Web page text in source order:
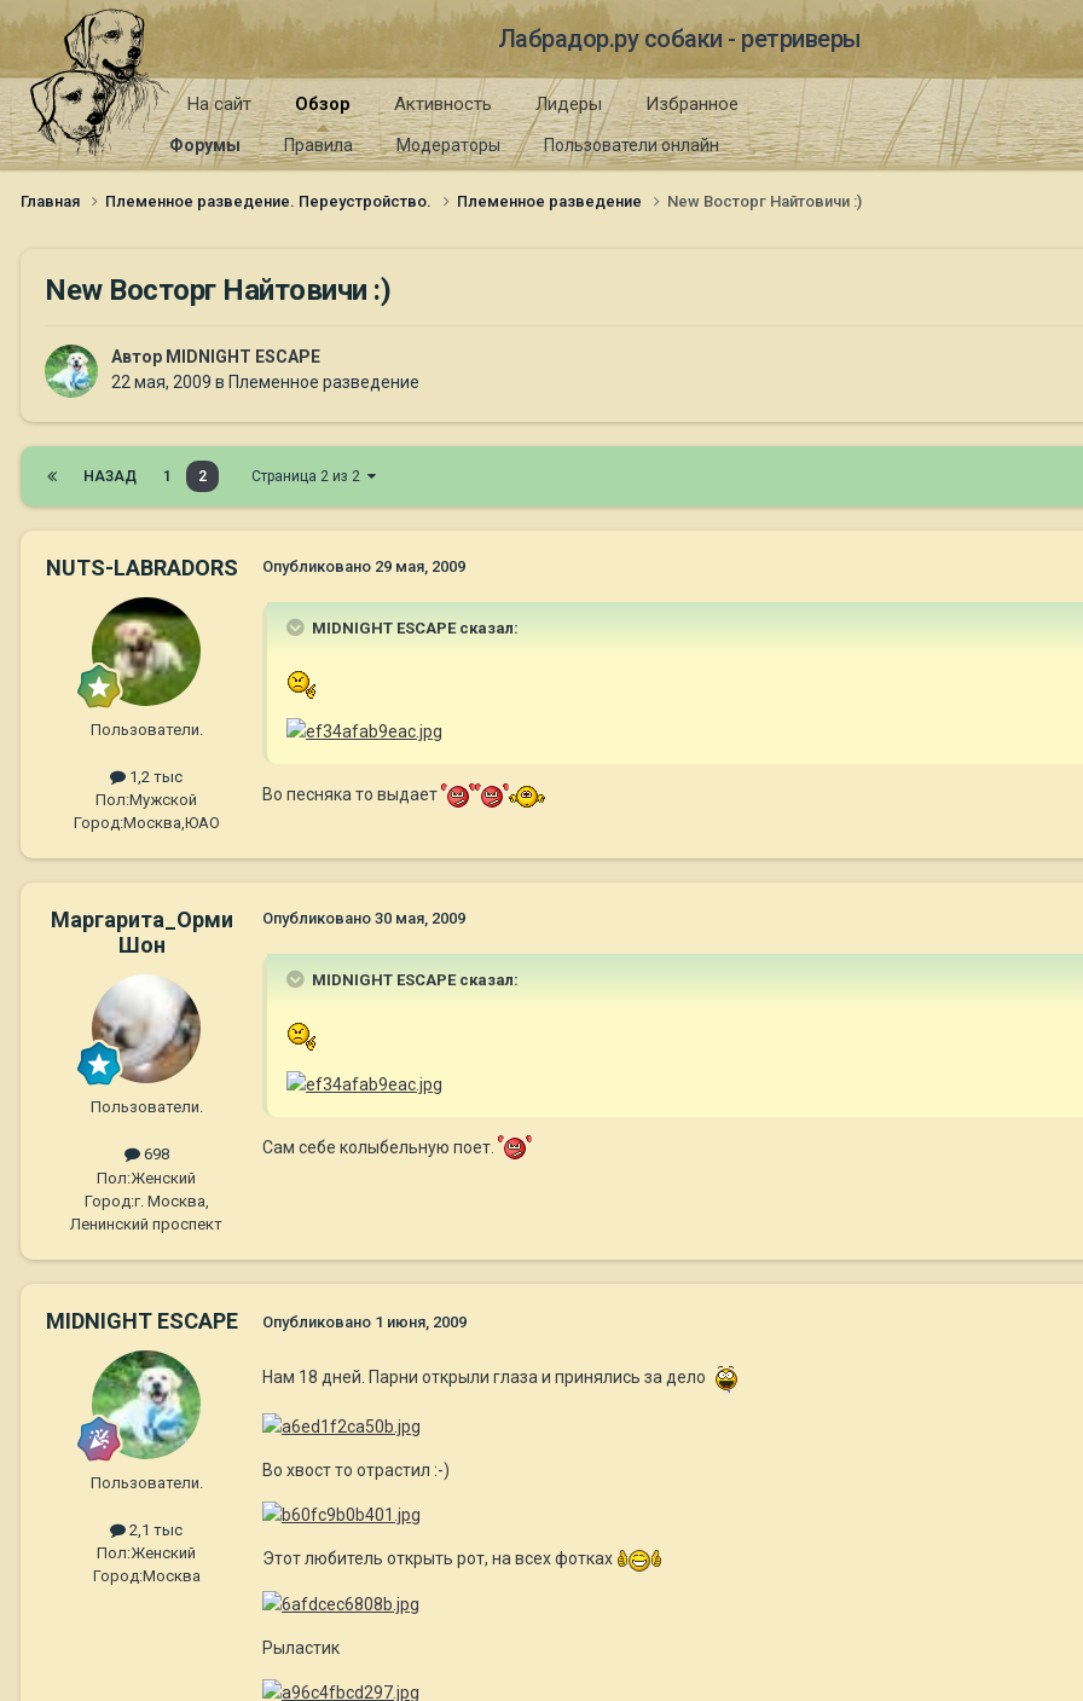
Лабрадор.ру собаки - ретриверы
На сайт Обзор
Форумы Правила Модераторы Пользователи онлайн
Активность Лидеры Избранное
Главная Племенное разведение. Переустройство. Племенное разведение New Восторг Найтовичи :)
New Восторг Найтовичи :)
Автор MIDNIGHT ESCAPE
22 мая, 2009 в Племенное разведение
НАЗАД 1 2 Страница 2 из 2
NUTS-LABRADORS
Пользователи.
1,2 тыс
Пол:Мужской
Город:Москва,ЮАО
Опубликовано 29 мая, 2009
MIDNIGHT ESCAPE сказал:
Во песняка то выдает
Маргарита_Орми
Шон
Пользователи.
698
Пол:Женский
Город:г. Москва,
Ленинский проспект
Опубликовано 30 мая, 2009
MIDNIGHT ESCAPE сказал:
Сам себе колыбельную поет.
MIDNIGHT ESCAPE
Пользователи.
2,1 тыс
Пол:Женский
Город:Москва
Опубликовано 1 июня, 2009
Нам 18 дней. Парни открыли глаза и принялись за дело
Во хвост то отрастил :-)
Этот любитель открыть рот, на всех фотках
Рыластик